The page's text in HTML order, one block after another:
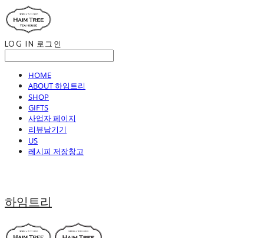
LOG IN 로그인
HOME
ABOUT 하임트리
SHOP
GIFTS
사업자 페이지
리뷰남기기
US
레시피 저장창고
하임트리